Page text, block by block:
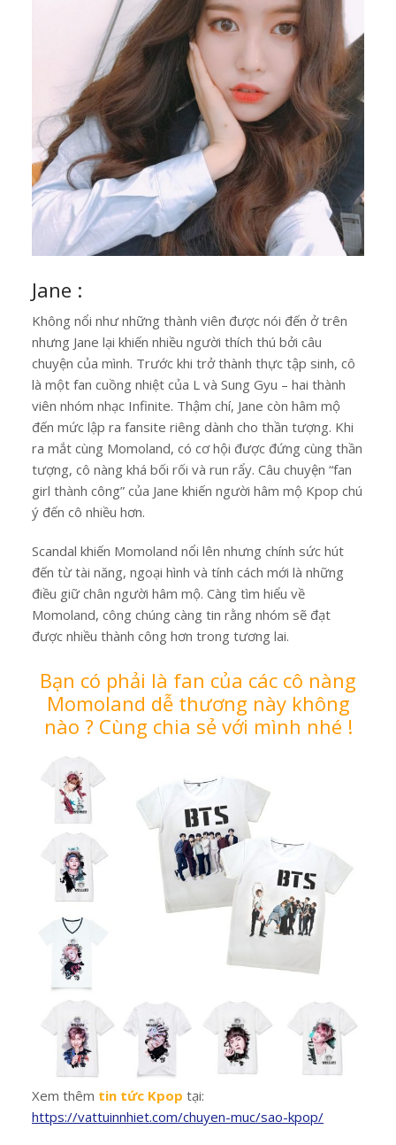
Jane :
Không nổi như những thành viên được nói đến ở trên
nhưng Jane lại khiến nhiều người thích thú bởi câu
chuyện của mình. Trước khi trở thành thực tập sinh, cô
là một fan cuồng nhiệt của L và Sung Gyu – hai thành
viên nhóm nhạc Infinite. Thậm chí, Jane còn hâm mộ
đến mức lập ra fansite riêng dành cho thần tượng. Khi
ra mắt cùng Momoland, có cơ hội được đứng cùng thần
tượng, cô nàng khá bối rối và run rẩy. Câu chuyện “fan
girl thành công” của Jane khiến người hâm mộ Kpop chú
ý đến cô nhiều hơn.
Scandal khiến Momoland nổi lên nhưng chính sức hút
đến từ tài năng, ngoại hình và tính cách mới là những
điều giữ chân người hâm mộ. Càng tìm hiểu về
Momoland, công chúng càng tin rằng nhóm sẽ đạt
được nhiều thành công hơn trong tương lai.
Bạn có phải là fan của các cô nàng
Momoland dễ thương này không
nào ? Cùng chia sẻ với mình nhé !
Xem thêm tin tức Kpop tại:
https://vattuinnhiet.com/chuyen-muc/sao-kpop/